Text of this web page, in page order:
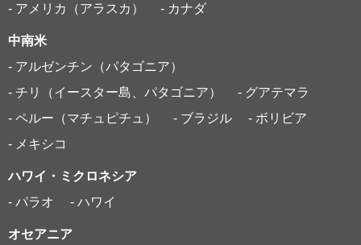
- アメリカ（アラスカ）
- カナダ
中南米
- アルゼンチン（パタゴニア）
- チリ（イースター島、パタゴニア）
- グアテマラ
- ペルー（マチュピチュ）
- ブラジル
- ボリビア
- メキシコ
ハワイ・ミクロネシア
- パラオ
- ハワイ
オセアニア